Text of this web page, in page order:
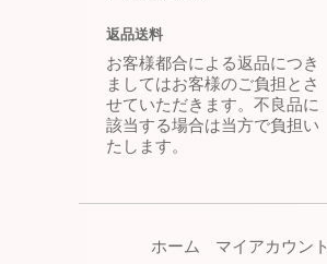
返品送料
お客様都合による返品につき
ましてはお客様のご負担とさ
せていただきます。不良品に
該当する場合は当方で負担い
たします。
ホーム マイアカウント